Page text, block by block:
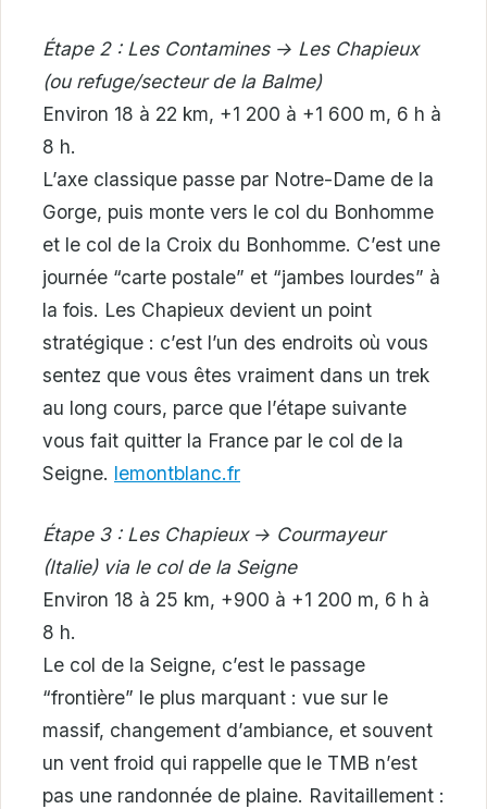
Étape 2 : Les Contamines → Les Chapieux
(ou refuge/secteur de la Balme)
Environ 18 à 22 km, +1 200 à +1 600 m, 6 h à
8 h.
L’axe classique passe par Notre-Dame de la
Gorge, puis monte vers le col du Bonhomme
et le col de la Croix du Bonhomme. C’est une
journée “carte postale” et “jambes lourdes” à
la fois. Les Chapieux devient un point
stratégique : c’est l’un des endroits où vous
sentez que vous êtes vraiment dans un trek
au long cours, parce que l’étape suivante
vous fait quitter la France par le col de la
Seigne. lemontblanc.fr
Étape 3 : Les Chapieux → Courmayeur
(Italie) via le col de la Seigne
Environ 18 à 25 km, +900 à +1 200 m, 6 h à
8 h.
Le col de la Seigne, c’est le passage
“frontière” le plus marquant : vue sur le
massif, changement d’ambiance, et souvent
un vent froid qui rappelle que le TMB n’est
pas une randonnée de plaine. Ravitaillement :